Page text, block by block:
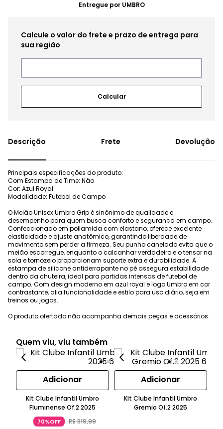
Entregue por UMBRO
Frete Devolução
Principais especificações do produto:
Com Estampa de Time: Não
Cor: Azul Royal
Modalidade: Futebol de Campo
O Meião Unisex Umbro Grip é sinônimo de qualidade e
desempenho para quem busca conforto e segurança em campo.
Confeccionado em poliamida com elastano, oferece excelente
elasticidade e ajuste anatômico, garantindo liberdade de
movimento sem perder a firmeza. Seu punho canelado evita que o
meião escorregue, enquanto o calcanhar verdadeiro e o tensor na
sola e tornozelo proporcionam suporte extra e durabilidade. A
estampa de silicone antiderrapante no pé assegura estabilidade
dentro da chuteira, ideal para partidas intensas de futebol de
campo. Com design moderno em azul royal e logo Umbro em cor
contrastante, alia funcionalidade e estilo para uso diário, seja em
treinos ou jogos.
O produto ofertado não acompanha demais peças e acessórios.
Quem viu, viu também
Adicionar
Kit Clube Infantil Umbro
Fluminense Of.2 2025
70%OFF R$319,99
Adicionar
Kit Clube Infantil Umbro
Gremio Of.2 2025